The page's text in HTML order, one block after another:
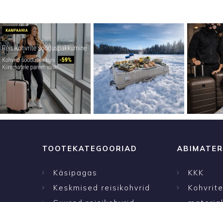
TOOTEKATEGOORIAD
Käsipagas
Keskmised reisikohvrid
KKK